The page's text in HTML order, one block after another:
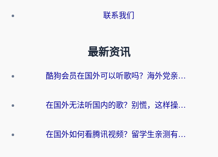
联系我们
最新资讯
酷狗会员在国外可以听歌吗？海外党亲测有效：3步解决音乐权限难题
在国外无法听国内的歌？别慌，这样操作就能畅听QQ音乐（附亲测加速器推荐）
在国外如何看腾讯视频？留学生亲测有效的回国加速方案